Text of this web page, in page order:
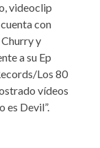
videoclip
con
y
a su Ep
Los 80
vídeos
es Devil”.